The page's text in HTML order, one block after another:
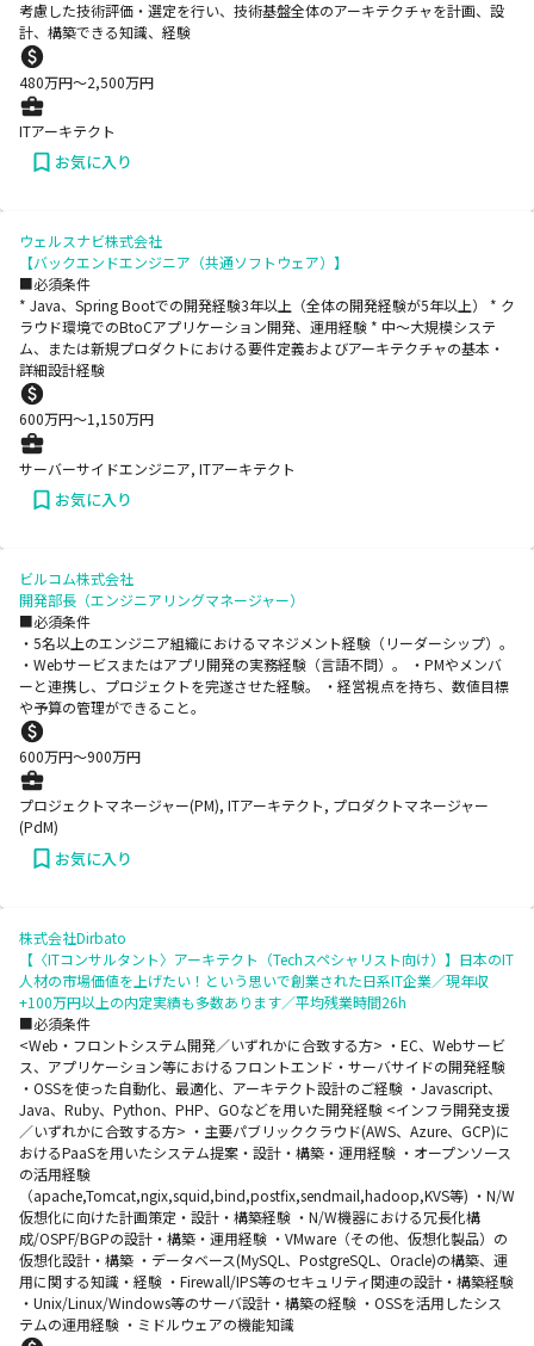
考慮した技術評価・選定を行い、技術基盤全体のアーキテクチャを計画、設
計、構築できる知識、経験
480万円〜2,500万円
ITアーキテクト
お気に入り
ウェルスナビ株式会社
【バックエンドエンジニア（共通ソフトウェア）】
■必須条件
* Java、Spring Bootでの開発経験3年以上（全体の開発経験が5年以上） * ク
ラウド環境でのBtoCアプリケーション開発、運用経験 * 中〜大規模システ
ム、または新規プロダクトにおける要件定義およびアーキテクチャの基本・
詳細設計経験
600万円〜1,150万円
サーバーサイドエンジニア, ITアーキテクト
お気に入り
ビルコム株式会社
開発部長（エンジニアリングマネージャー）
■必須条件
・5名以上のエンジニア組織におけるマネジメント経験（リーダーシップ）。
・Webサービスまたはアプリ開発の実務経験（言語不問）。 ・PMやメンバ
ーと連携し、プロジェクトを完遂させた経験。 ・経営視点を持ち、数値目標
や予算の管理ができること。
600万円〜900万円
プロジェクトマネージャー(PM), ITアーキテクト, プロダクトマネージャー
(PdM)
お気に入り
株式会社Dirbato
【〈ITコンサルタント〉アーキテクト（Techスペシャリスト向け）】日本のIT
人材の市場価値を上げたい！という思いで創業された日系IT企業／現年収
+100万円以上の内定実績も多数あります／平均残業時間26h
■必須条件
<Web・フロントシステム開発／いずれかに合致する方> ・EC、Webサービ
ス、アプリケーション等におけるフロントエンド・サーバサイドの開発経験
・OSSを使った自動化、最適化、アーキテクト設計のご経験 ・Javascript、
Java、Ruby、Python、PHP、GOなどを用いた開発経験 <インフラ開発支援
／いずれかに合致する方> ・主要パブリッククラウド(AWS、Azure、GCP)に
おけるPaaSを用いたシステム提案・設計・構築・運用経験 ・オープンソース
の活用経験
（apache,Tomcat,ngix,squid,bind,postfix,sendmail,hadoop,KVS等) ・N/W
仮想化に向けた計画策定・設計・構築経験 ・N/W機器における冗長化構
成/OSPF/BGPの設計・構築・運用経験 ・VMware（その他、仮想化製品）の
仮想化設計・構築 ・データベース(MySQL、PostgreSQL、Oracle)の構築、運
用に関する知識・経験 ・Firewall/IPS等のセキュリティ関連の設計・構築経験
・Unix/Linux/Windows等のサーバ設計・構築の経験 ・OSSを活用したシス
テムの運用経験 ・ミドルウェアの機能知識